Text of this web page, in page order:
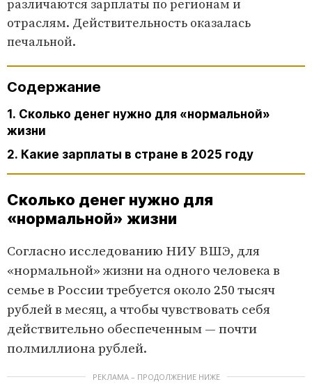
различаются зарплаты по регионам и
отраслям. Действительность оказалась
печальной.
Содержание
1. Сколько денег нужно для «нормальной»
жизни
2. Какие зарплаты в стране в 2025 году
Сколько денег нужно для
«нормальной» жизни
Согласно исследованию НИУ ВШЭ, для
«нормальной» жизни на одного человека в
семье в России требуется около 250 тысяч
рублей в месяц, а чтобы чувствовать себя
действительно обеспеченным — почти
полмиллиона рублей.
РЕКЛАМА – ПРОДОЛЖЕНИЕ НИЖЕ